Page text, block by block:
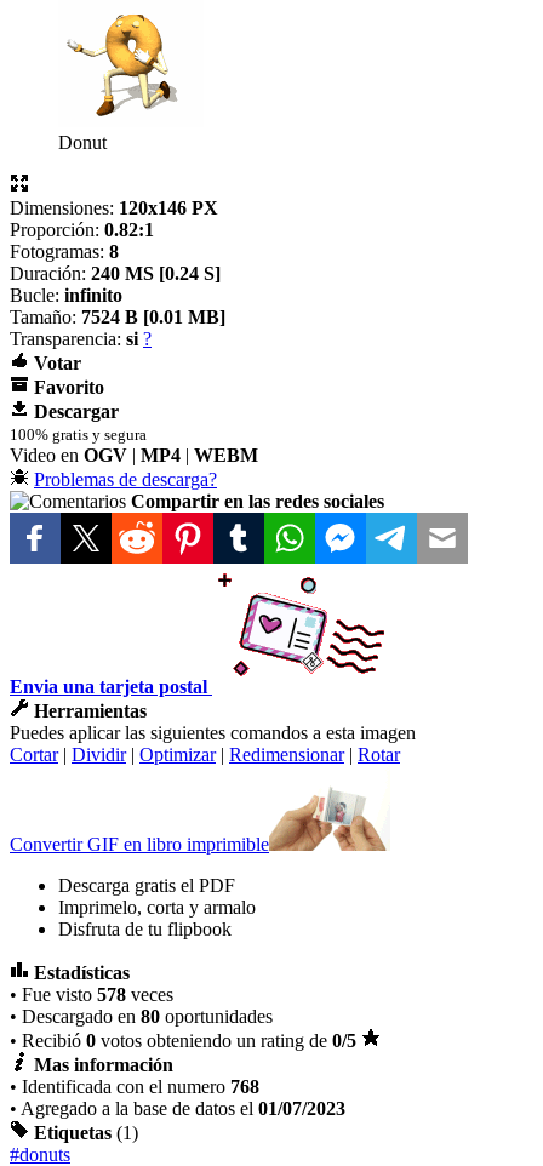
Donut
Dimensiones: 120x146 PX
Proporción: 0.82:1
Fotogramas: 8
Duración: 240 MS [0.24 S]
Bucle: infinito
Tamaño: 7524 B [0.01 MB]
Transparencia: si ?
Votar
Favorito
Descargar
100% gratis y segura
Video en OGV | MP4 | WEBM
Problemas de descarga?
Compartir en las redes sociales
Envia una tarjeta postal
Herramientas
Puedes aplicar las siguientes comandos a esta imagen
Cortar| Dividir| Optimizar| Redimensionar| Rotar
Convertir GIF en libro imprimible
Descarga gratis el PDF
Imprimelo, corta y armalo
Disfruta de tu flipbook
Estadísticas
• Fue visto 578 veces
• Descargado en 80 oportunidades
• Recibió 0 votos obteniendo un rating de 0/5
Mas información
• Identificada con el numero 768
• Agregado a la base de datos el 01/07/2023
Etiquetas (1)
#donuts